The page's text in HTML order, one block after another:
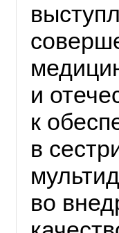
и
к
в
во